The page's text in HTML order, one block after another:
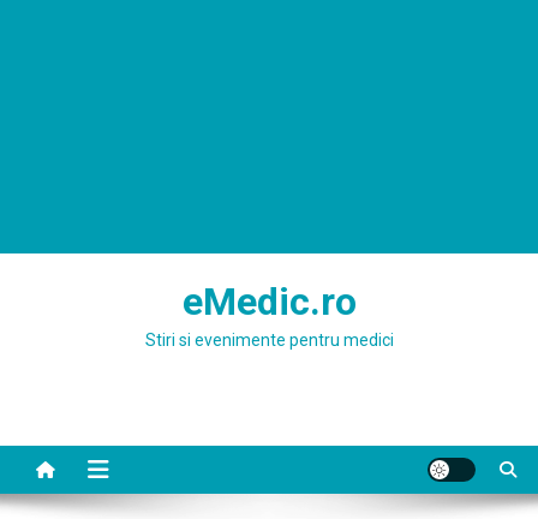
eMedic.ro
Stiri si evenimente pentru medici